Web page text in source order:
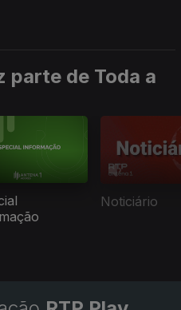
parte de Toda a
Noticiário